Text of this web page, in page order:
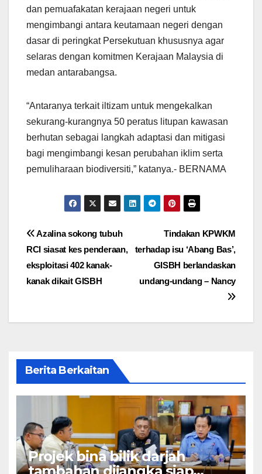
dan pemuafakatan kerajaan negeri untuk
mengimbangi antara keutamaan negeri dengan
dasar di peringkat Persekutuan khususnya agar
selaras dengan komitmen Kerajaan Malaysia di
medan antarabangsa.
“Antaranya terkait iltizam untuk mengekalkan
sekurang-kurangnya 50 peratus litupan kawasan
berhutan sebagai langkah adaptasi dan mitigasi
bagi mengimbangi kesan perubahan iklim serta
pemuliharaan biodiversiti,” katanya.- BERNAMA
Post
navigation
Tindakan KPWKM
terhadap isu ‘Abang Bas’,
GISBH berlandaskan
undang-undang – Nancy
Azalina sokong tubuh
RCI siasat kes penderaan,
eksploitasi 402 kanak-
kanak dikait GISBH
Berita Berkaitan
Projek bina bilik darjah